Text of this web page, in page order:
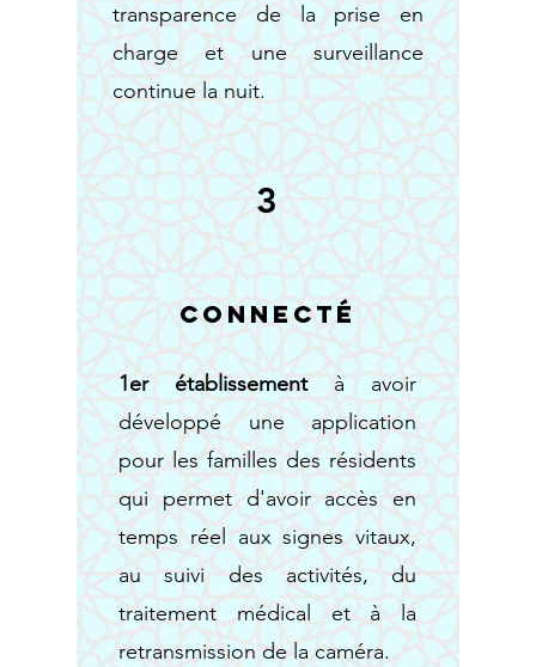
transparence de la prise en
charge et une surveillance
continue la nuit.
3
Connecté
1er établissementà avoir
développé une application
pour les familles des résidents
qui permet d'avoir accès en
temps réel aux signes vitaux,
au suivi des activités, du
traitement médical et à la
retransmission de la caméra.